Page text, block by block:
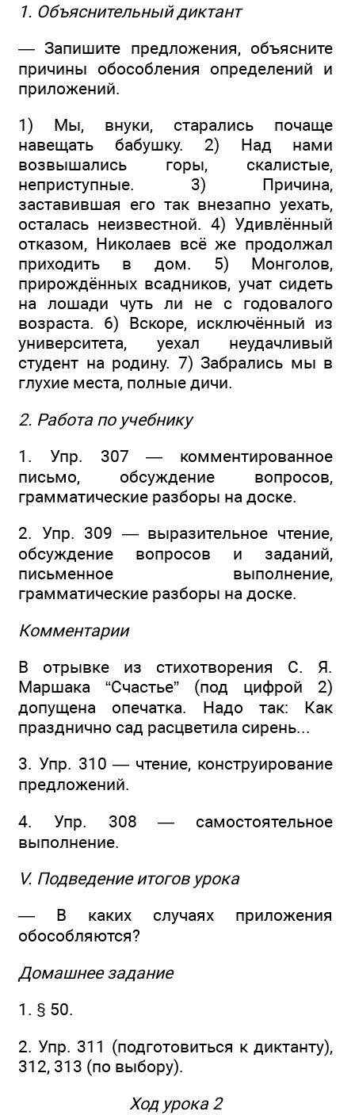
1. Объяснительный диктант
— Запишите предложения, объясните
причины обособления определений и
приложений.
1) Мы, внуки, старались почаще
навещать бабушку. 2) Над нами
возвышались горы, скалистые,
неприступные. 3) Причина,
заставившая его так внезапно уехать,
осталась неизвестной. 4) Удивлённый
отказом, Николаев всё же продолжал
приходить в дом. 5) Монголов,
прирождённых всадников, учат сидеть
на лошади чуть ли не с годовалого
возраста. 6) Вскоре, исключённый из
университета, уехал неудачливый
студент на родину. 7) Забрались мы в
глухие места, полные дичи.
2. Работа по учебнику
1. Упр. 307 — комментированное
письмо, обсуждение вопросов,
грамматические разборы на доске.
2. Упр. 309 — выразительное чтение,
обсуждение вопросов и заданий,
письменное выполнение,
грамматические разборы на доске.
Комментарии
В отрывке из стихотворения С. Я.
Маршака “Счастье” (под цифрой 2)
допущена опечатка. Надо так: Как
празднично сад расцветила сирень...
3. Упр. 310 — чтение, конструирование
предложений.
4. Упр. 308 — самостоятельное
выполнение.
V. Подведение итогов урока
— В каких случаях приложения
обособляются?
Домашнее задание
1. § 50.
2. Упр. 311 (подготовиться к диктанту),
312, 313 (по выбору).
Ход урока 2